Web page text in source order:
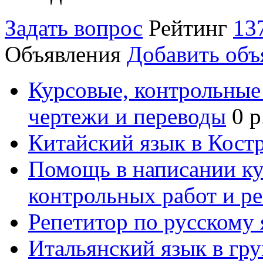
Задать вопрос Рейтинг
Объявления Добавить
Курсовые,
чертежи и переводы 0
Китайский язык в
Помощь в написании
контрольных работ и
Репетитор по русскому
Итальянский язык в